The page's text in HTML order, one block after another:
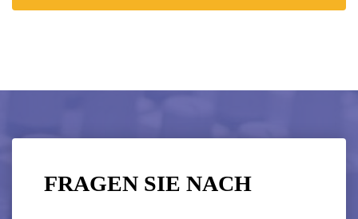
FRAGEN SIE NACH